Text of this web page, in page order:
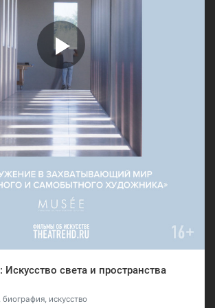
Искусство света и пространства
искусство